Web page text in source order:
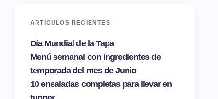
ARTÍCULOS RECIENTES
Día Mundial de la Tapa
Menú semanal con ingredientes de
temporada del mes de Junio
10 ensaladas completas para llevar en